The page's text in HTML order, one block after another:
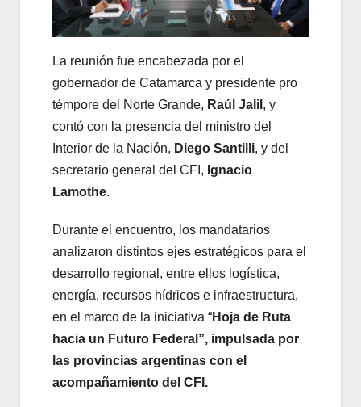
La reunión fue encabezada por el
gobernador de Catamarca y presidente pro
témpore del Norte Grande, Raúl Jalil , y
contó con la presencia del ministro del
Interior de la Nación, Diego Santilli, y del
secretario general del CFI, Ignacio
Lamothe.
Durante el encuentro, los mandatarios
analizaron distintos ejes estratégicos para el
desarrollo regional, entre ellos logística,
energía, recursos hídricos e infraestructura,
en el marco de la iniciativa “Hoja de Ruta
hacia un Futuro Federal”, impulsada por
las provincias argentinas con el
acompañamiento del CFI.